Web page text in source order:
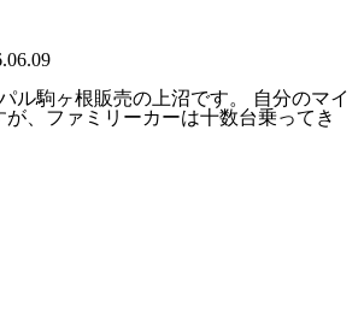
ル駒ヶ根販売の上沼です。 自分のマイ
が、ファミリーカーは十数台乗ってき